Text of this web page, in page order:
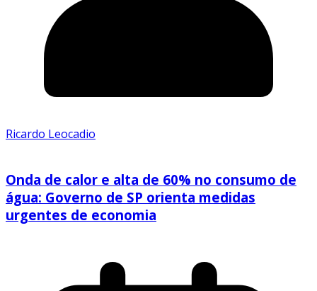
Ricardo Leocadio
Onda de calor e alta de 60% no consumo de
água: Governo de SP orienta medidas
urgentes de economia